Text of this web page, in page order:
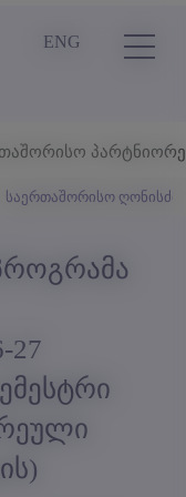
ENG
საერთაშორისო
27